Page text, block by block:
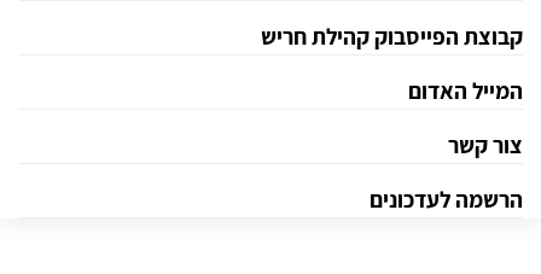
קבוצת הפייסבוק קהילת חריש
המייל האדום
צור קשר
הרשמה לעדכונים